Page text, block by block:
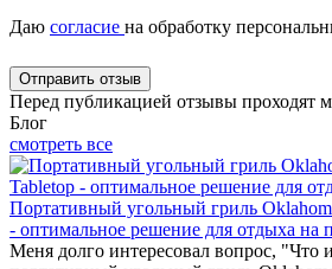
Даю согласие на обработку
Перед публикацией отзывы проходят
Блог
смотреть все
Портативный угольный гриль
- оптимальное решение для отдыха на
Меня долго интересовал вопрос, "Что